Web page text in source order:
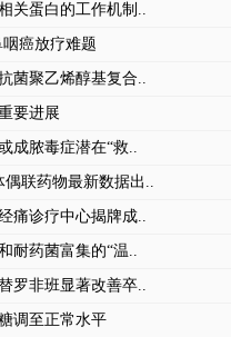
关蛋白的工作机制..
癌放疗难题
菌聚乙烯醇基复合..
要进展
成脓毒症潜在“救..
偶联药物最新数据出..
痛诊疗中心揭牌成..
耐药菌富集的“温..
罗非班显著改善卒..
调至正常水平